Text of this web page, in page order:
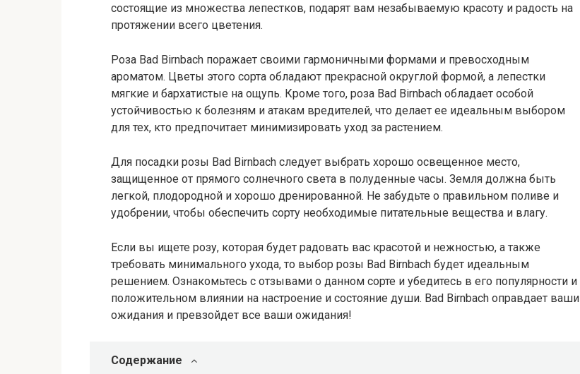
состоящие из множества лепестков, подарят вам незабываемую красоту и радость на
протяжении всего цветения.
Роза Bad Birnbach поражает своими гармоничными формами и превосходным
ароматом. Цветы этого сорта обладают прекрасной округлой формой, а лепестки
мягкие и бархатистые на ощупь. Кроме того, роза Bad Birnbach обладает особой
устойчивостью к болезням и атакам вредителей, что делает ее идеальным выбором
для тех, кто предпочитает минимизировать уход за растением.
Для посадки розы Bad Birnbach следует выбрать хорошо освещенное место,
защищенное от прямого солнечного света в полуденные часы. Земля должна быть
легкой, плодородной и хорошо дренированной. Не забудьте о правильном поливе и
удобрении, чтобы обеспечить сорту необходимые питательные вещества и влагу.
Если вы ищете розу, которая будет радовать вас красотой и нежностью, а также
требовать минимального ухода, то выбор розы Bad Birnbach будет идеальным
решением. Ознакомьтесь с отзывами о данном сорте и убедитесь в его популярности и
положительном влиянии на настроение и состояние души. Bad Birnbach оправдает ваши
ожидания и превзойдет все ваши ожидания!
Содержание